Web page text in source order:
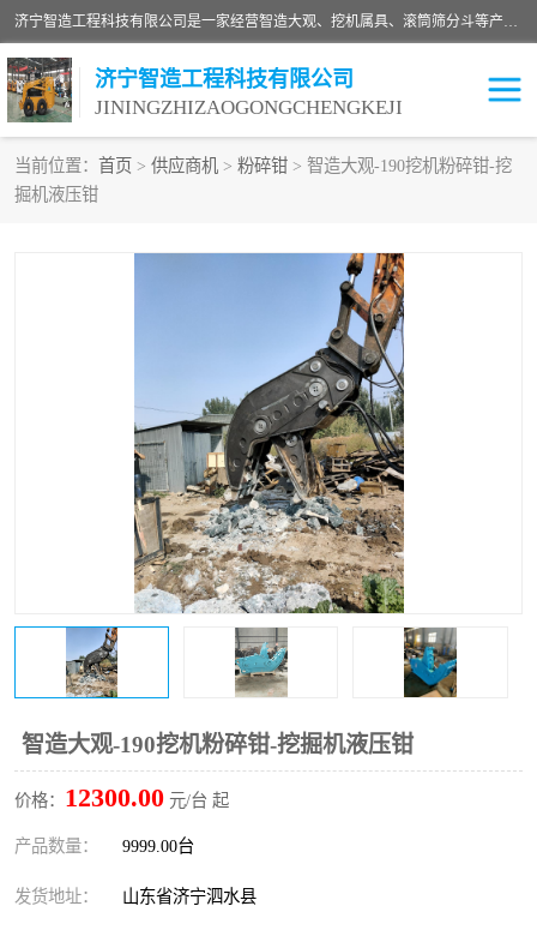
济宁智造工程科技有限公司是一家经营智造大观、挖机属具、滚筒筛分斗等产品的滑移装载机厂家。济宁智造工程科技有限公司奉行以质量赢得用户，诚信为本，互利共赢的宗旨，依靠雄厚的技术力量，科学的管理制度，先进的加工检测设备，始终坚持以客户为中心，免费咨询！
济宁智造工程科技有限公司
JININGZHIZAOGONGCHENGKEJI
当前位置： 首页 > 供应商机 > 粉碎钳 > 智造大观-190挖机粉碎钳-挖
掘机液压钳
智造大观-190挖机粉碎钳-挖掘机液压钳
价格： 12300.00 元/台 起
产品数量： 9999.00台
发货地址： 山东省济宁泗水县
振动夯
移动破碎机
粉碎钳
土壤修复
开沟机
破碎机
压路机
滑移装载机
清扫器
挖树机 拓荒机
滚筒筛
挖掘机破碎斗